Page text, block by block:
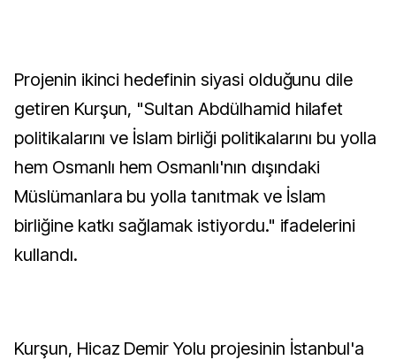
Projenin ikinci hedefinin siyasi olduğunu dile
getiren Kurşun, "Sultan Abdülhamid hilafet
politikalarını ve İslam birliği politikalarını bu yolla
hem Osmanlı hem Osmanlı'nın dışındaki
Müslümanlara bu yolla tanıtmak ve İslam
birliğine katkı sağlamak istiyordu." ifadelerini
kullandı.
Kurşun, Hicaz Demir Yolu projesinin İstanbul'a